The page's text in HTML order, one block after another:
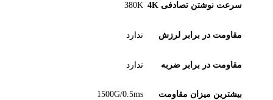
سرعت نوشتن تصادفی 4K 380K
مقاومت در برابر لرزش ندارد
مقاومت در برابر ضربه ندارد
بیشترین میزان مقاومت 1500G/0.5ms